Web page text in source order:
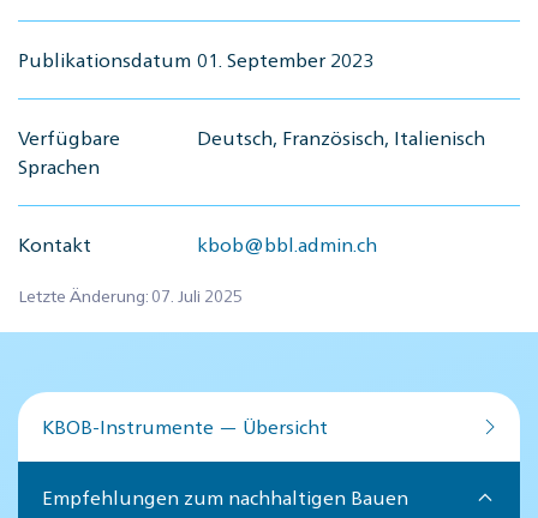
Publikationsdatum 01. September 2023
Verfügbare
Sprachen
Deutsch, Französisch, Italienisch
Kontakt kbob@bbl.admin.ch
Letzte Änderung: 07. Juli 2025
KBOB-Instrumente — Übersicht
Empfehlungen zum nachhaltigen Bauen